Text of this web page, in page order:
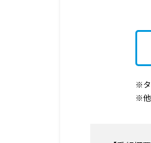
※タ
※他